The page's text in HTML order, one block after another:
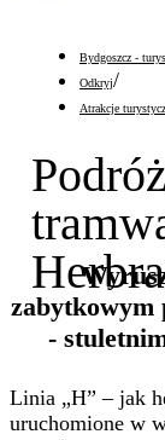
Bydgoszcz -
Odkryj/
Atrakcje
zabytkowym
-
Linia „H” – jak
uruchomione w